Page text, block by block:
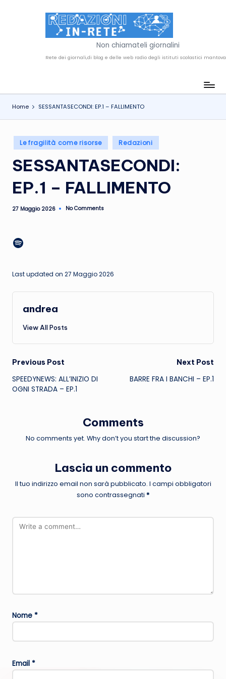
e
a
z
o
n
n
e
Non chiamateli giornalini
Home SESSANTASECONDI: EP.1 – FALLIMENTO
Posted
in
Le fragilità come risorse Redazioni
SESSANTASECONDI:
EP.1 – FALLIMENTO
27 Maggio 2026 No Comments
Spotify
Last updated on 27 Maggio 2026
andrea
View All Posts
Post
navigation
Previous Post
SPEEDYNEWS: ALL’INIZIO DI
OGNI STRADA – EP.1
Next Post
BARRE FRA I BANCHI – EP.1
Comments
No comments yet. Why don’t you start the discussion?
Lascia un commento
Il tuo indirizzo email non sarà pubblicato. I campi obbligatori
sono contrassegnati *
Nome *
Email *